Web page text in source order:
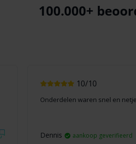
100.000+
10/10
Onderdelen waren snel en
Dennis aankoop geverifieerd